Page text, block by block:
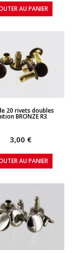
AU PANIER
APERÇU RAPIDE
20 rivets doubles
BRONZE R3
3,00 €
AU PANIER